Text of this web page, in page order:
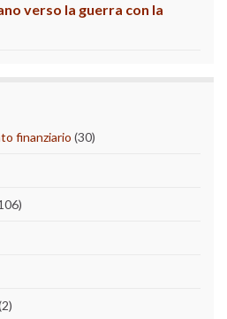
verso la guerra con la
finanziario (30)